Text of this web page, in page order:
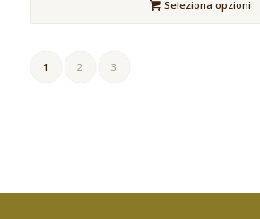
Seleziona opzioni
1 2 3